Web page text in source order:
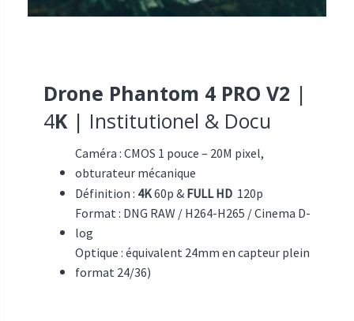
Drone Phantom 4 PRO V2 |
4K | Institutionel & Docu
Caméra : CMOS 1 pouce – 20M pixel,
obturateur mécanique
Définition : 4K60p & FULL HD 120p
Format : DNG RAW / H264-H265 / Cinema D-
log
Optique : équivalent 24mm en capteur plein
format 24/36)